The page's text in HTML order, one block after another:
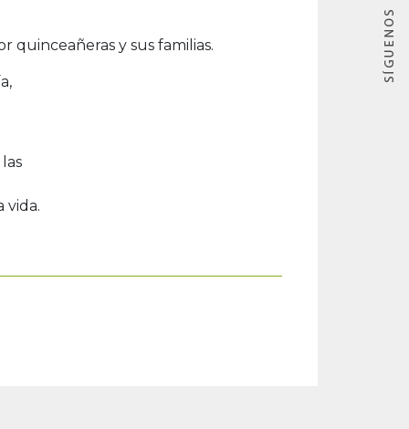
quinceañeras y sus familias.
vida.